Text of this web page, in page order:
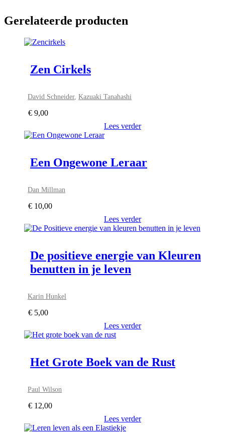
Gerelateerde producten
Zen Cirkels
David Schneider,Kazuaki Tanahashi
€ 9,00
Lees verder
Een Ongewone Leraar
Dan Millman
€ 10,00
Lees verder
De positieve energie van Kleuren
benutten in je leven
Karin Hunkel
€ 5,00
Lees verder
Het Grote Boek van de Rust
Paul Wilson
€ 12,00
Lees verder